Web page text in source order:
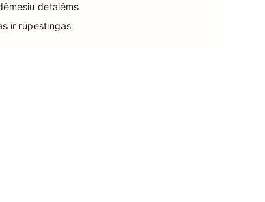
detalėms
ir rūpestingas